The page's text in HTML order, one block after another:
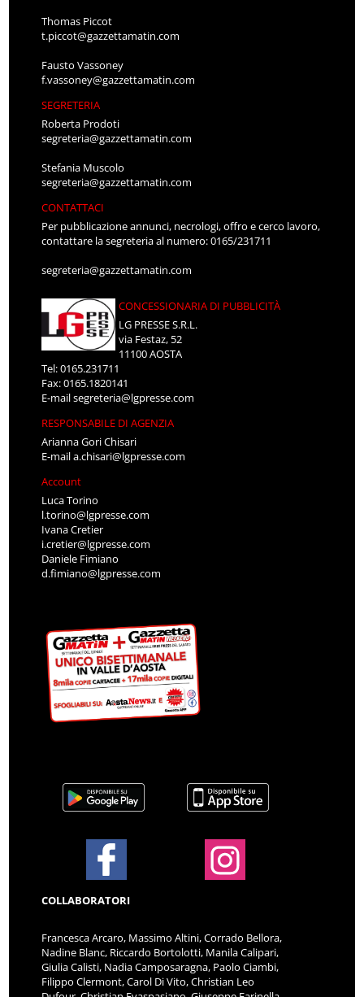
Thomas Piccot
t.piccot@gazzettamatin.com
Fausto Vassoney
f.vassoney@gazzettamatin.com
SEGRETERIA
Roberta Prodoti
segreteria@gazzettamatin.com
Stefania Muscolo
segreteria@gazzettamatin.com
CONTATTACI
Per pubblicazione annunci, necrologi, offro e cerco lavoro,
contattare la segreteria al numero: 0165/231711
segreteria@gazzettamatin.com
CONCESSIONARIA DI PUBBLICITÀ
LG PRESSE S.R.L.
via Festaz, 52
11100 AOSTA
Tel: 0165.231711
Fax: 0165.1820141
E-mailsegreteria@lgpresse.com
RESPONSABILE DI AGENZIA
Arianna Gori Chisari
E-maila.chisari@lgpresse.com
Account
Luca Torino
l.torino@lgpresse.com
Ivana Cretier
i.cretier@lgpresse.com
Daniele Fimiano
d.fimiano@lgpresse.com
COLLABORATORI
Francesca Arcaro, Massimo Altini, Corrado Bellora,
Nadine Blanc, Riccardo Bortolotti, Manila Calipari,
Giulia Calisti, Nadia Camposaragna, Paolo Ciambi,
Filippo Clermont, Carol Di Vito, Christian Leo